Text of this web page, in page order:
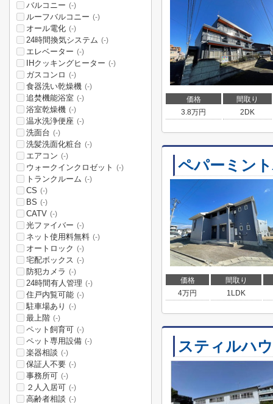
価格
間取り
3.8万円 2DK
ペパーミン
価格
間取り
4万円 1LDK
スティルハ
バルコニー (-)
ルーフバルコニー (-)
オール電化 (-)
24時間換気システム (-)
エレベーター (-)
IHクッキングヒーター (-)
ガスコンロ (-)
食器洗い乾燥機 (-)
追焚機能浴室 (-)
浴室乾燥機 (-)
温水洗浄便座 (-)
洗面台 (-)
洗髪洗面化粧台 (-)
エアコン (-)
ウォークインクロゼット (-)
トランクルーム (-)
CS (-)
BS (-)
CATV (-)
光ファイバー (-)
ネット使用料無料 (-)
オートロック (-)
宅配ボックス (-)
防犯カメラ (-)
24時間有人管理 (-)
住戸内覧可能 (-)
駐車場あり (-)
最上階 (-)
ペット飼育可 (-)
ペット専用設備 (-)
楽器相談 (-)
保証人不要 (-)
事務所可 (-)
２人入居可 (-)
高齢者相談 (-)